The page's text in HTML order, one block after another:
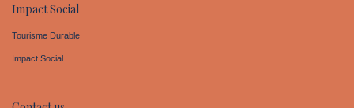
Impact Social
Tourisme Durable
Impact Social